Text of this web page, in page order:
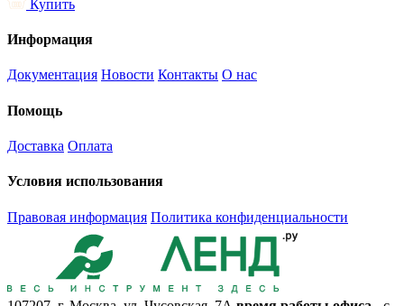
Купить
Информация
Документация Новости Контакты О нас
Помощь
Доставка Оплата
Условия использования
Правовая информация Политика конфиденциальности